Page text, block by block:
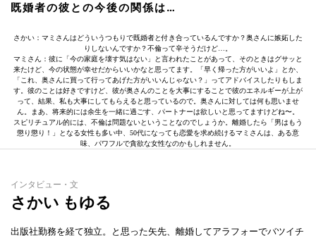
既婚者の彼との今後の関係は…
さかい：マミさんはどういうつもりで既婚者と付き合っているんですか？奥さんに嫉妬した
りしないんですか？不倫って辛そうだけど…。
マミさん：彼に「今の家庭を壊す気はない」と言われたことがあって、そのときはグサッと
来たけど、今の状態が幸せだからいいかなと思ってます。「早く帰った方がいいよ」とか、
「これ、奥さんに買って行ってあげた方がいいんじゃない？」ってアドバイスしたりもしま
す。彼のことは好きですけど、彼が奥さんのことを大事にすることで彼のエネルギーが上が
って、結果、私も大事にしてもらえると思っているので。奥さんに対しては何も思いませ
ん。まあ、将来的には余生を一緒に過ごす、パートナーは欲しいと思ってますけどね〜。
スピリチュアル的には、不倫は問題ないということなのでしょうか。離婚したら「男はもう
懲り懲り！」となる女性も多い中、50代になっても恋愛を求め続けるマミさんは、ある意
味、パワフルで貪欲な女性なのかもしれません。
インタビュー・文
さかい もゆる
出版社勤務を経て独立。と思った矢先、離婚してアラフォーでバツイチ